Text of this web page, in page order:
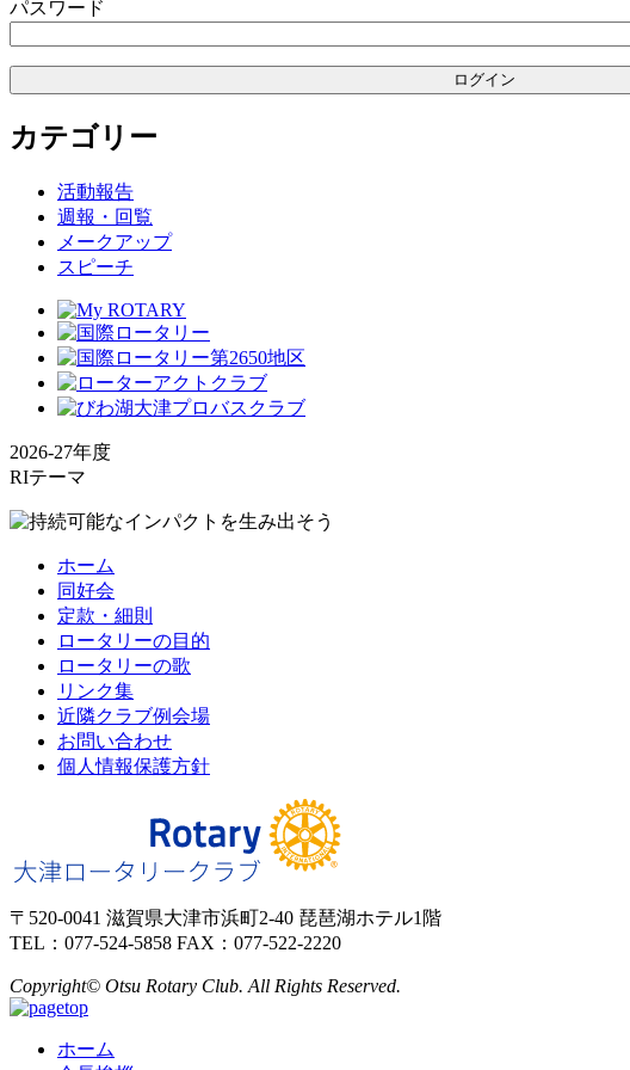
シ
ョ
パスワード
カテゴリー
活動報告
週報・回覧
メークアップ
スピーチ
2026-27年度
RIテーマ
ホーム
同好会
定款・細則
ロータリーの目的
ロータリーの歌
リンク集
近隣クラブ例会場
お問い合わせ
個人情報保護方針
〒520-0041 滋賀県大津市浜町2-40 琵琶湖ホテル1階
TEL：077-524-5858 FAX：077-522-2220
Copyright© Otsu Rotary Club. All Rights Reserved.
ホーム